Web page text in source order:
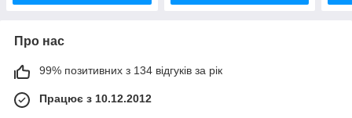
Про нас
99% позитивних з 134 відгуків за рік
Працює з 10.12.2012